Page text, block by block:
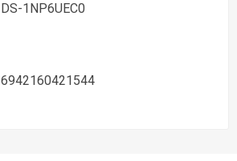
DS-1NP6UEC0
6942160421544